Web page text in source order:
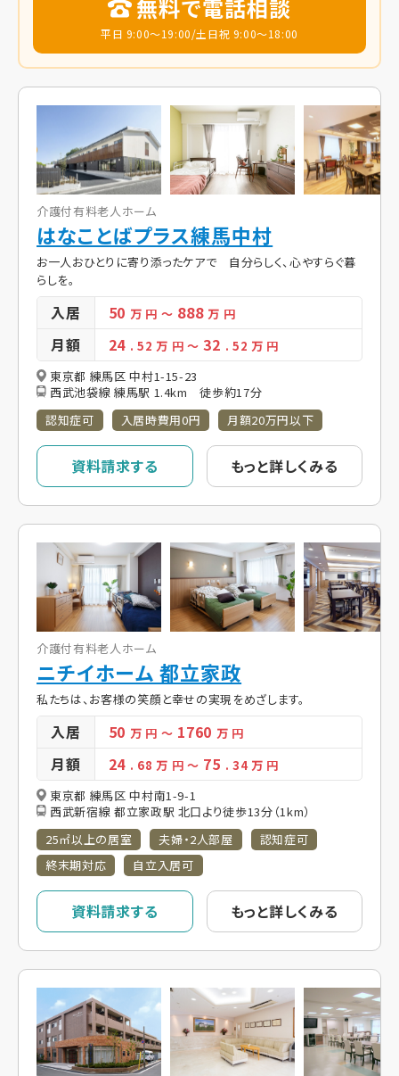
無料で電話相談
平日 9:00～19:00/土日祝 9:00～18:00
介護付有料老人ホーム
はなことばプラス練馬中村
お一人おひとりに寄り添ったケアで 自分らしく、心やすらぐ暮
らしを。
入居 50万 円 ～ 888万 円
月額 24 . 52万 円 ～ 32 . 52 万 円
東京都 練馬区 中村1-15-23
西武池袋線 練馬駅 1.4km 徒歩約17分
認知症可
入居時費用0円 月額20万円以下
資料請求する もっと詳しくみる
介護付有料老人ホーム
ニチイホーム 都立家政
私たちは、お客様の笑顔と幸せの実現をめざします。
入居 50万 円 ～ 1760万 円
月額 24 . 68万 円 ～ 75 . 34万 円
東京都 練馬区 中村南1-9-1
西武新宿線 都立家政駅 北口より徒歩13分（1km）
25㎡以上の居室
夫婦・2人部屋
認知症可
終末期対応
自立入居可
資料請求する もっと詳しくみる